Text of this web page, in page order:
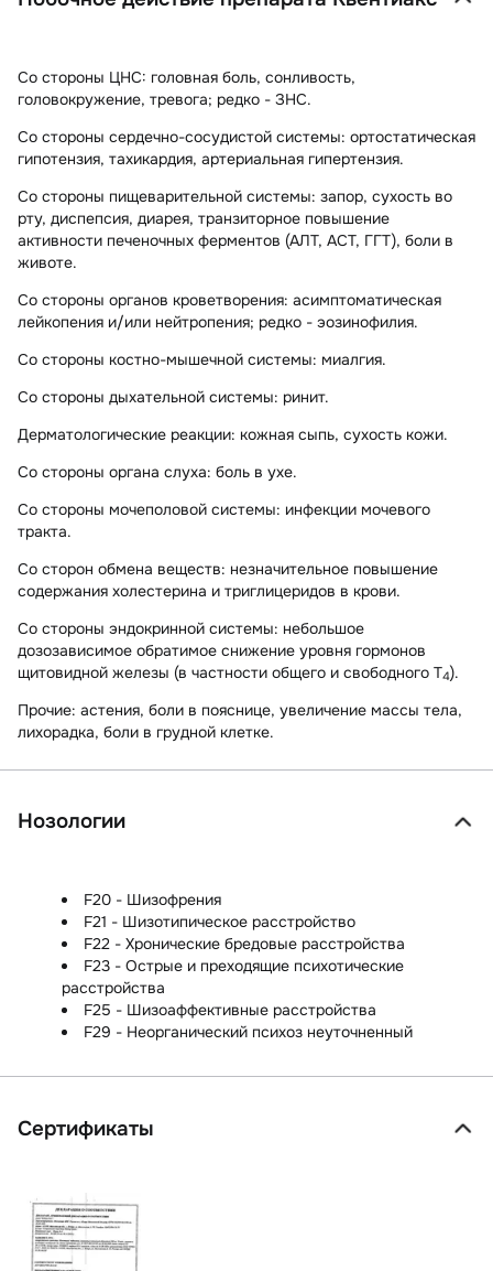
Со стороны ЦНС: головная боль, сонливость,
головокружение, тревога; редко - ЗНС.
Со стороны сердечно-сосудистой системы: ортостатическая
гипотензия, тахикардия, артериальная гипертензия.
Со стороны пищеварительной системы: запор, сухость во
рту, диспепсия, диарея, транзиторное повышение
активности печеночных ферментов (АЛТ, АСТ, ГГТ), боли в
животе.
Со стороны органов кроветворения: асимптоматическая
лейкопения и/или нейтропения; редко - эозинофилия.
Со стороны костно-мышечной системы: миалгия.
Со стороны дыхательной системы: ринит.
Дерматологические реакции: кожная сыпь, сухость кожи.
Со стороны органа слуха: боль в ухе.
Со стороны мочеполовой системы: инфекции мочевого
тракта.
Со сторон обмена веществ: незначительное повышение
содержания холестерина и триглицеридов в крови.
Со стороны эндокринной системы: небольшое
дозозависимое обратимое снижение уровня гормонов
щитовидной железы (в частности общего и свободного Т4).
Прочие: астения, боли в пояснице, увеличение массы тела,
лихорадка, боли в грудной клетке.
Нозологии
F20 - Шизофрения
F21 - Шизотипическое расстройство
F22 - Хронические бредовые расстройства
F23 - Острые и преходящие психотические
расстройства
F25 - Шизоаффективные расстройства
F29 - Неорганический психоз неуточненный
Сертификаты